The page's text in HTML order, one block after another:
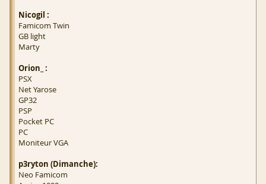
Nicogil :
Famicom Twin
GB light
Marty
Orion_ :
PSX
Net Yarose
GP32
PSP
Pocket PC
PC
Moniteur VGA
p3ryton (Dimanche):
Neo Famicom